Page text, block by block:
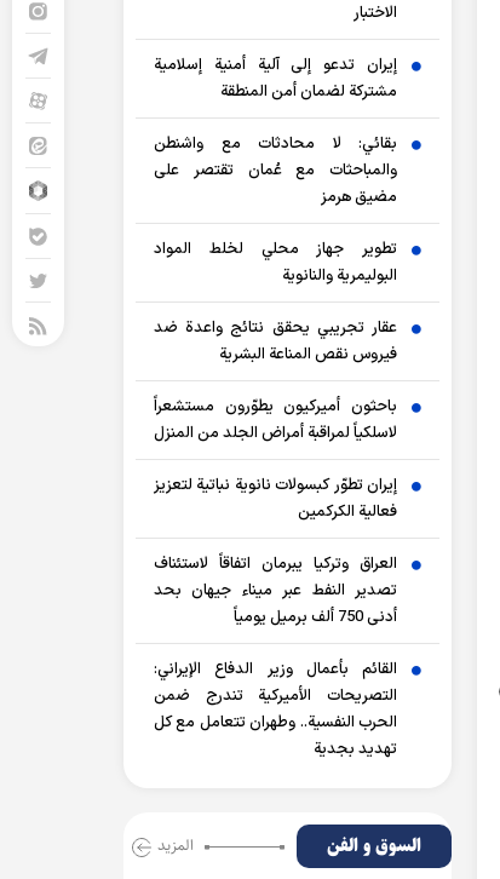
الاختبار
إيران تدعو إلى آلية أمنية إسلامية
مشتركة لضمان أمن المنطقة
بقائي: لا محادثات مع واشنطن
والمباحثات مع عُمان تقتصر على
مضيق هرمز
تطوير جهاز محلي لخلط المواد
البوليمرية والنانوية
عقار تجريبي يحقق نتائج واعدة ضد
فيروس نقص المناعة البشرية
باحثون أميركيون يطوّرون مستشعراً
لاسلكياً لمراقبة أمراض الجلد من المنزل
إيران تطوّر كبسولات نانوية نباتية لتعزيز
فعالية الكركمين
العراق وتركيا يبرمان اتفاقاً لاستئناف
تصدير النفط عبر ميناء جيهان بحد
أدنى 750 ألف برميل يومياً
القائم بأعمال وزير الدفاع الإيراني:
التصريحات الأميركية تندرج ضمن
الحرب النفسية.. وطهران تتعامل مع كل
تهديد بجدية
السوق و الفن المزید